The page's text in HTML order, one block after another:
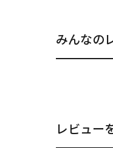
みんなの
レビュー